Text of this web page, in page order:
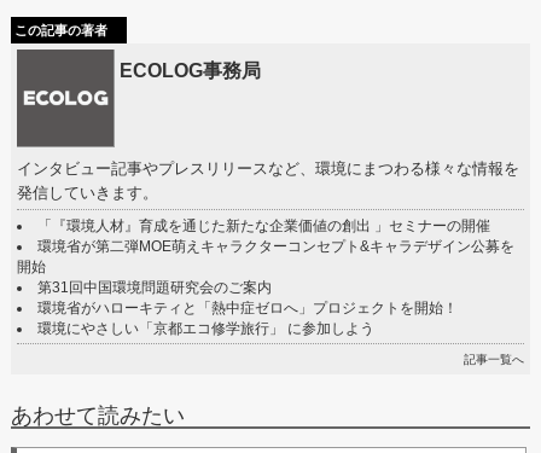
この記事の著者
ECOLOG事務局
インタビュー記事やプレスリリースなど、環境にまつわる様々な情報を
発信していきます。
「『環境人材』育成を通じた新たな企業価値の創出 」セミナーの開催
環境省が第二弾MOE萌えキャラクターコンセプト&キャラデザイン公募を
開始
第31回中国環境問題研究会のご案内
環境省がハローキティと「熱中症ゼロへ」プロジェクトを開始！
環境にやさしい「京都エコ修学旅行」 に参加しよう
記事一覧へ
あわせて読みたい